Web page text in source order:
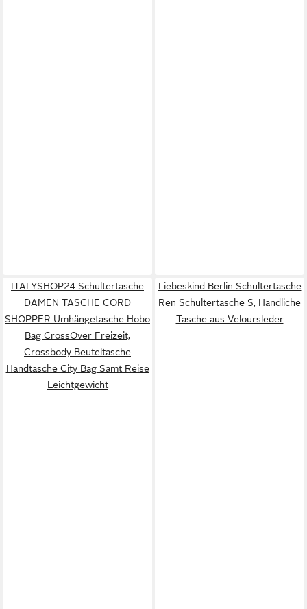
ITALYSHOP24 Schultertasche
DAMEN TASCHE CORD
SHOPPER Umhängetasche Hobo
Bag CrossOver Freizeit,
Crossbody Beuteltasche
Handtasche City Bag Samt Reise
Leichtgewicht
Liebeskind Berlin Schultertasche
Ren Schultertasche S, Handliche
Tasche aus Veloursleder